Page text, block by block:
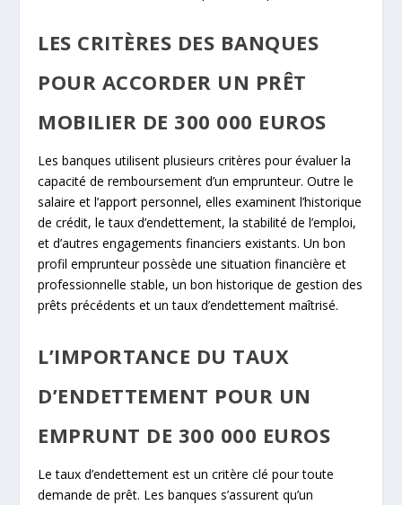
LES CRITÈRES DES BANQUES
POUR ACCORDER UN PRÊT
MOBILIER DE 300 000 EUROS
Les banques utilisent plusieurs critères pour évaluer la
capacité de remboursement d’un emprunteur. Outre le
salaire et l’apport personnel, elles examinent l’historique
de crédit, le taux d’endettement, la stabilité de l’emploi,
et d’autres engagements financiers existants. Un bon
profil emprunteur possède une situation financière et
professionnelle stable, un bon historique de gestion des
prêts précédents et un taux d’endettement maîtrisé.
L’IMPORTANCE DU TAUX
D’ENDETTEMENT POUR UN
EMPRUNT DE 300 000 EUROS
Le taux d’endettement est un critère clé pour toute
demande de prêt. Les banques s’assurent qu’un